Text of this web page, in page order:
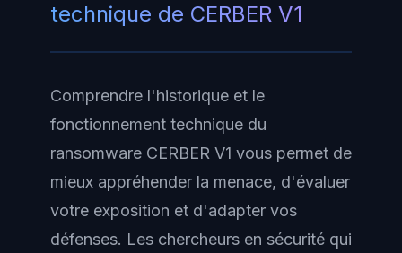
technique de CERBER V1
Comprendre l'historique et le
fonctionnement technique du
ransomware CERBER V1 vous permet de
mieux appréhender la menace, d'évaluer
votre exposition et d'adapter vos
défenses. Les chercheurs en sécurité qui